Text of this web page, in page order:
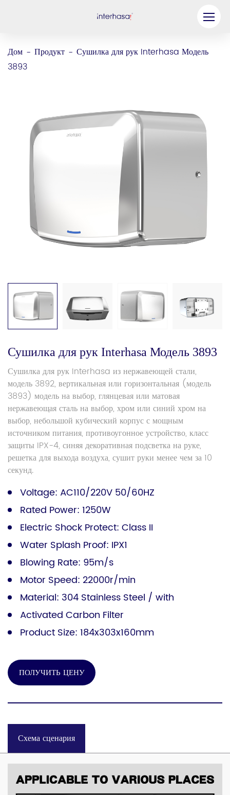
Дом - Продукт - Сушилка для рук Interhasa Модель
3893
Сушилка для рук Interhasa Модель 3893
Сушилка для рук Interhasa из нержавеющей стали,
модель 3892, вертикальная или горизонтальная (модель
3893) модель на выбор, глянцевая или матовая
нержавеющая сталь на выбор, хром или синий хром на
выбор, небольшой кубический корпус с мощным
источником питания, противоугонное устройство, класс
защиты IPX-4, синяя декоративная подсветка на руке,
решетка для выхода воздуха, сушит руки менее чем за 10
секунд.
Voltage: AC110/220V 50/60HZ
Rated Power: 1250W
Electric Shock Protect: Class II
Water Splash Proof: IPX1
Blowing Rate: 95m/s
Motor Speed: 22000r/min
Material: 304 Stainless Steel / with
Activated Carbon Filter
Product Size: 184x303x160mm
ПОЛУЧИТЬ ЦЕНУ
Схема сценария
Компания
Ресурсы